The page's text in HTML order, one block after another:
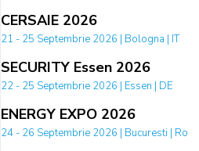
CERSAIE 2026
21 - 25 Septembrie 2026 | Bologna | IT
SECURITY Essen 2026
22 - 25 Septembrie 2026 | Essen | DE
ENERGY EXPO 2026
24 - 26 Septembrie 2026 | Bucuresti | Ro